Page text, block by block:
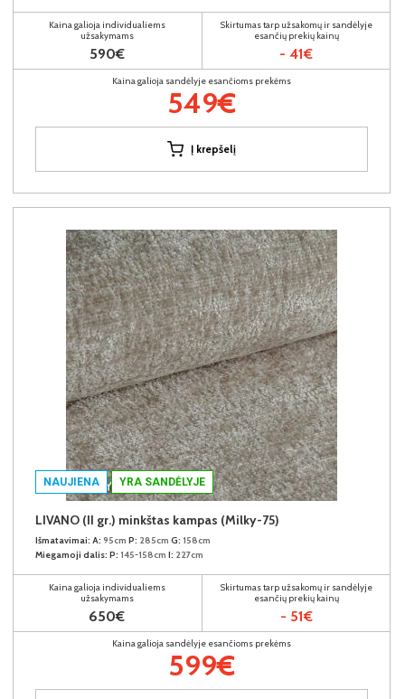
Kaina galioja individualiems
užsakymams
590€
Skirtumas tarp užsakomų ir sandėlyje
esančių prekių kainų
- 41€
Kaina galioja sandėlyje esančioms prekėms
549€
Į krepšelį
NAUJIENA YRA SANDĖLYJE
LIVANO (II gr.) minkštas kampas (Milky-75)
Išmatavimai: A: 95cm P: 285cm G: 158cm
Miegamoji dalis: P: 145-158cm I: 227cm
Kaina galioja individualiems
užsakymams
650€
Skirtumas tarp užsakomų ir sandėlyje
esančių prekių kainų
- 51€
Kaina galioja sandėlyje esančioms prekėms
599€